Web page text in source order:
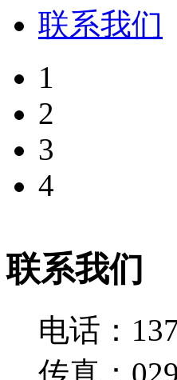
联系我们
1
2
3
4
联系我们
电话：
传真：